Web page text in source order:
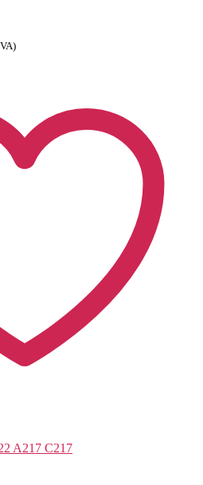
A217 C217